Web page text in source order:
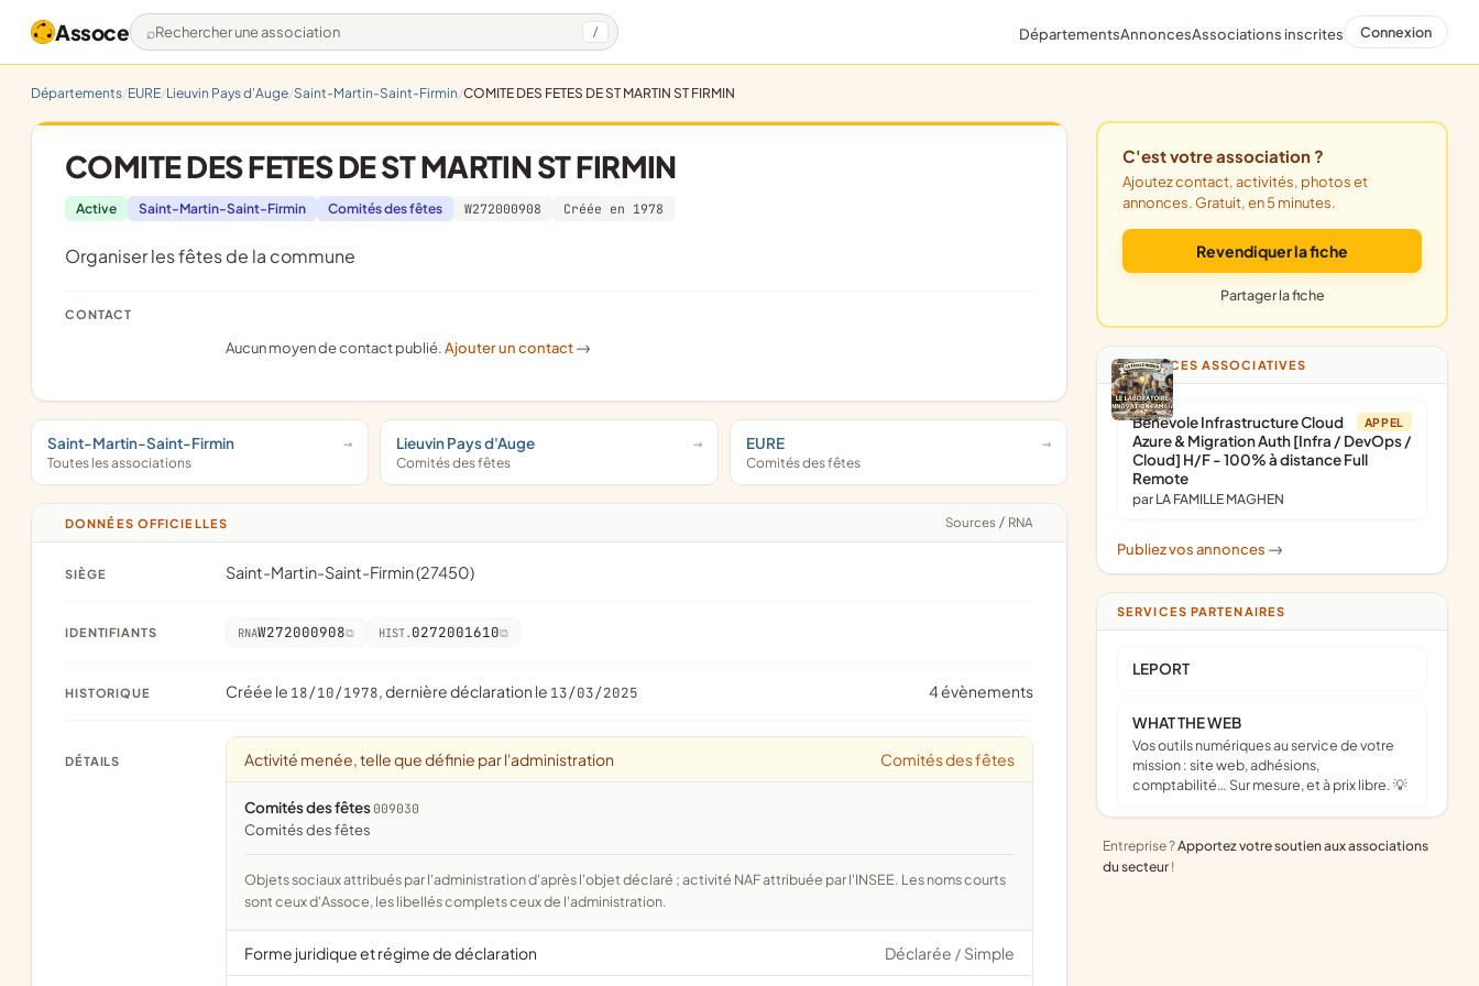
Assoce Rechercher une association / DépartementsAnnoncesAssociations inscrites Connexion
Départements EURE Lieuvin Pays d'Auge Saint-Martin-Saint-Firmin COMITE DES FETES DE ST MARTIN ST FIRMIN
COMITE DES FETES DE ST MARTIN ST FIRMIN
Active Saint-Martin-Saint-Firmin Comités des fêtes W272000908 Créée en 1978
organiser les fêtes de la commune
CONTACT
Aucun moyen de contact publié.Ajouter un contact ->
Saint-Martin-Saint-Firmin
Toutes les associations
Lieuvin Pays d'Auge
Comités des fêtes
EURE
Comités des fêtes
DONNÉES OFFICIELLES Sources / RNA
SIÈGE Saint-Martin-Saint-Firmin (27450)
IDENTIFIANTS RNAW272000908 HIST. 0272001610
HISTORIQUE Créée le 18/10/1978, dernière déclaration le 13/03/2025 4 évènements
DÉTAILS Activité menée, telle que définie par l'administration Comités des fêtes
Comités des fêtes 009030
comités des fêtes
Objets sociaux attribués par l'administration d'après l'objet déclaré ; activité NAF attribuée par l'INSEE. Les noms courts
sont ceux d'Assoce, les libellés complets ceux de l'administration.
Forme juridique et régime de déclaration Déclarée / Simple
C'est votre association ?
Ajoutez contact, activités, photos et
annonces. Gratuit, en 5 minutes.
Revendiquer la fiche
Partager la fiche
ANNONCES ASSOCIATIVES
APPEL
Bénévole Infrastructure Cloud
Azure & Migration Auth [Infra / DevOps /
Cloud] H/F - 100% à distance Full
Remote
par LA FAMILLE MAGHEN
Publiez vos annonces ->
SERVICES PARTENAIRES
LEPORT
WHAT THE WEB
Vos outils numériques au service de votre
mission : site web, adhésions,
comptabilité… Sur mesure, et à prix libre. 💡
Entreprise ?Apportez votre soutien aux associations
du secteur !